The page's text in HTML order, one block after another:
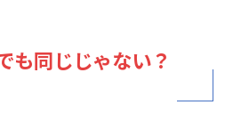
も同じじゃない？